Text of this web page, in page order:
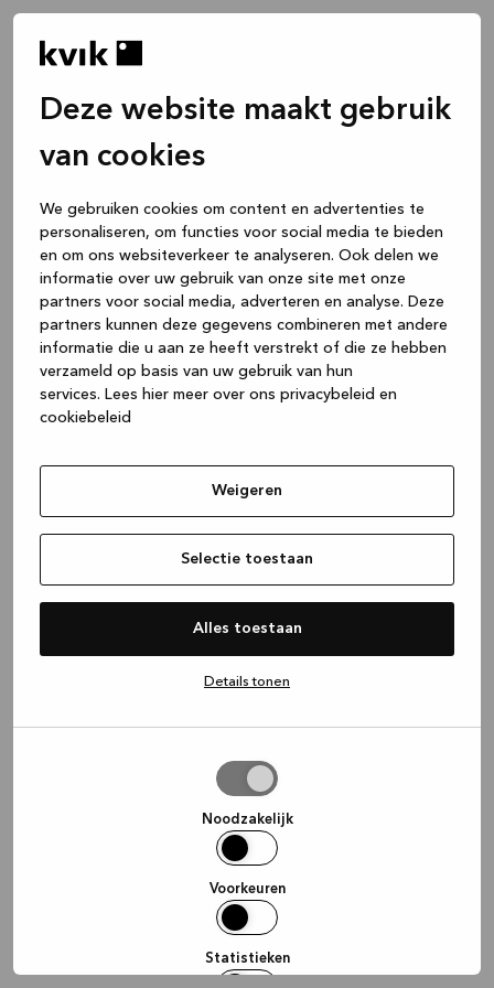
Deze website maakt gebruik
van cookies
We gebruiken cookies om content en advertenties te
personaliseren, om functies voor social media te bieden
en om ons websiteverkeer te analyseren. Ook delen we
informatie over uw gebruik van onze site met onze
partners voor social media, adverteren en analyse. Deze
partners kunnen deze gegevens combineren met andere
informatie die u aan ze heeft verstrekt of die ze hebben
verzameld op basis van uw gebruik van hun
services. Lees hier meer over ons privacybeleid en
cookiebeleid
Weigeren
Selectie toestaan
Alles toestaan
Details tonen
Noodzakelijk
Voorkeuren
Statistieken
(see the browser console for more
information).